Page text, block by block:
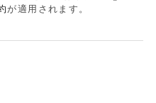
が適用されます。